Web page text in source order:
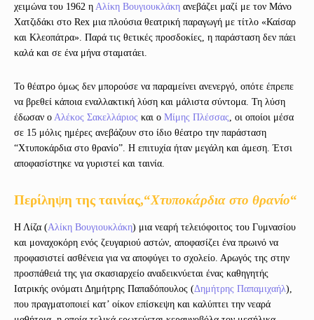
χειμώνα του 1962 η Αλίκη Βουγιουκλάκη ανεβάζει μαζί με τον Μάνο
Χατζιδάκι στο Rex μια πλούσια θεατρική παραγωγή με τίτλο «Καίσαρ
και Κλεοπάτρα». Παρά τις θετικές προσδοκίες, η παράσταση δεν πάει
καλά και σε ένα μήνα σταματάει.
Το θέατρο όμως δεν μπορούσε να παραμείνει ανενεργό, οπότε έπρεπε
να βρεθεί κάποια εναλλακτική λύση και μάλιστα σύντομα. Τη λύση
έδωσαν ο Αλέκος Σακελλάριος και ο Μίμης Πλέσσας , οι οποίοι μέσα
σε 15 μόλις ημέρες ανεβάζουν στο ίδιο θέατρο την παράσταση
“Χτυποκάρδια στο θρανίο”. Η επιτυχία ήταν μεγάλη και άμεση. Έτσι
αποφασίστηκε να γυριστεί και ταινία.
Περίληψη της ταινίας,“Χτυποκάρδια στο θρανίο“
Η Λίζα (Αλίκη Βουγιουκλάκη) μια νεαρή τελειόφοιτος του Γυμνασίου
και μοναχοκόρη ενός ζευγαριού αστών, αποφασίζει ένα πρωινό να
προφασιστεί ασθένεια για να αποφύγει το σχολείο. Αρωγός της στην
προσπάθειά της για σκασιαρχείο αναδεικνύεται ένας καθηγητής
Ιατρικής ονόματι Δημήτρης Παπαδόπουλος (Δημήτρης Παπαμιχαήλ),
που πραγματοποιεί κατ’ οίκον επίσκεψη και καλύπτει την νεαρά